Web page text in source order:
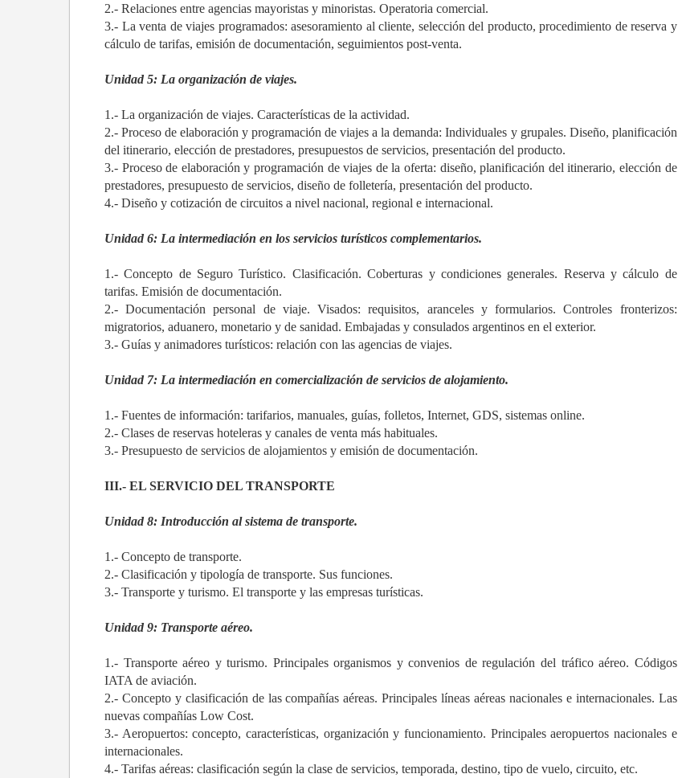
2.- Relaciones entre agencias mayoristas y minoristas. Operatoria comercial.
3.- La venta de viajes programados: asesoramiento al cliente, selección del producto, procedimiento de reserva y
cálculo de tarifas, emisión de documentación, seguimientos post-venta.
Unidad 5: La organización de viajes.
1.- La organización de viajes. Características de la actividad.
2.- Proceso de elaboración y programación de viajes a la demanda: Individuales y grupales. Diseño, planificación
del itinerario, elección de prestadores, presupuestos de servicios, presentación del producto.
3.- Proceso de elaboración y programación de viajes de la oferta: diseño, planificación del itinerario, elección de
prestadores, presupuesto de servicios, diseño de folletería, presentación del producto.
4.- Diseño y cotización de circuitos a nivel nacional, regional e internacional.
Unidad 6: La intermediación en los servicios turísticos complementarios.
1.- Concepto de Seguro Turístico. Clasificación. Coberturas y condiciones generales. Reserva y cálculo de
tarifas. Emisión de documentación.
2.- Documentación personal de viaje. Visados: requisitos, aranceles y formularios. Controles fronterizos:
migratorios, aduanero, monetario y de sanidad. Embajadas y consulados argentinos en el exterior.
3.- Guías y animadores turísticos: relación con las agencias de viajes.
Unidad 7: La intermediación en comercialización de servicios de alojamiento.
1.- Fuentes de información: tarifarios, manuales, guías, folletos, Internet, GDS, sistemas online.
2.- Clases de reservas hoteleras y canales de venta más habituales.
3.- Presupuesto de servicios de alojamientos y emisión de documentación.
III.- EL SERVICIO DEL TRANSPORTE
Unidad 8: Introducción al sistema de transporte.
1.- Concepto de transporte.
2.- Clasificación y tipología de transporte. Sus funciones.
3.- Transporte y turismo. El transporte y las empresas turísticas.
Unidad 9: Transporte aéreo.
1.- Transporte aéreo y turismo. Principales organismos y convenios de regulación del tráfico aéreo. Códigos
IATA de aviación.
2.- Concepto y clasificación de las compañías aéreas. Principales líneas aéreas nacionales e internacionales. Las
nuevas compañías Low Cost.
3.- Aeropuertos: concepto, características, organización y funcionamiento. Principales aeropuertos nacionales e
internacionales.
4.- Tarifas aéreas: clasificación según la clase de servicios, temporada, destino, tipo de vuelo, circuito, etc.